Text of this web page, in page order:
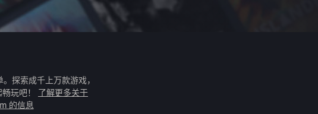
探索成千上万款游戏，
玩吧！ 了解更多关于
的信息